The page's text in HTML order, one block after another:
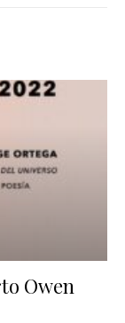
Owen